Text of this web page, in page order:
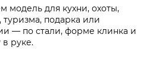
модель для кухни, охоты,
туризма, подарка или
— по стали, форме клинка и
в руке.